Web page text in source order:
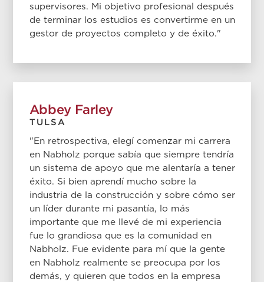
supervisores. Mi objetivo profesional después
de terminar los estudios es convertirme en un
gestor de proyectos completo y de éxito."
Abbey Farley
TULSA
"En retrospectiva, elegí comenzar mi carrera
en Nabholz porque sabía que siempre tendría
un sistema de apoyo que me alentaría a tener
éxito. Si bien aprendí mucho sobre la
industria de la construcción y sobre cómo ser
un líder durante mi pasantía, lo más
importante que me llevé de mi experiencia
fue lo grandiosa que es la comunidad en
Nabholz. Fue evidente para mí que la gente
en Nabholz realmente se preocupa por los
demás, y quieren que todos en la empresa